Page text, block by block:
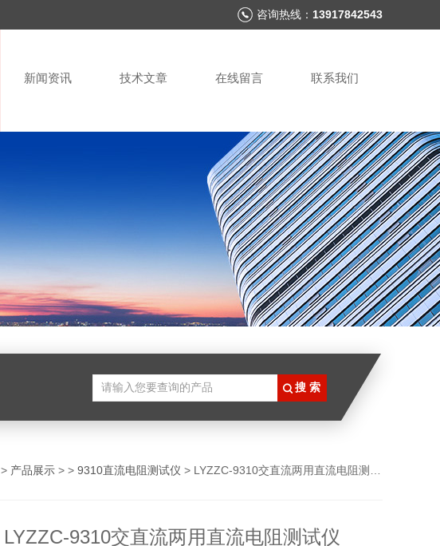
咨询热线： 13917842543
新闻资讯 技术文章 在线留言 联系我们
> 产品展示 > > 9310直流电阻测试仪 > LYZZC-9310交直流两用直流电阻测试仪
LYZZC-9310交直流两用直流电阻测试仪